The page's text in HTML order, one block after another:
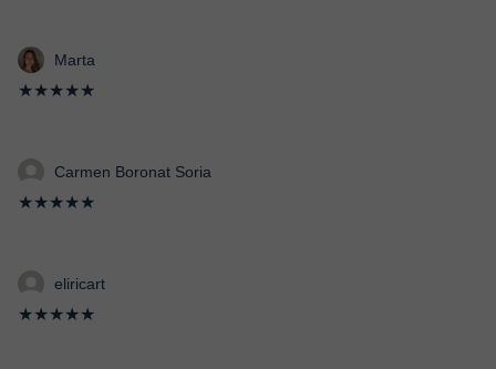
Marta
★★★★★
Carmen Boronat Soria
★★★★★
eliricart
★★★★★